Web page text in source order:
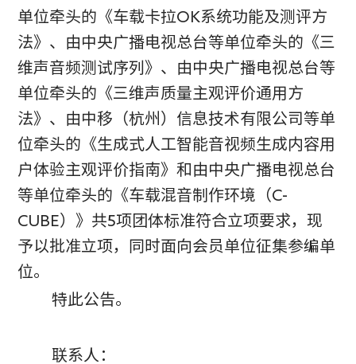
单位牵头的《车载卡拉OK系统功能及测评方
法》、由中央广播电视总台等单位牵头的《三
维声音频测试序列》、由中央广播电视总台等
单位牵头的《三维声质量主观评价通用方
法》、由中移（杭州）信息技术有限公司等单
位牵头的《生成式人工智能音视频生成内容用
户体验主观评价指南》和由中央广播电视总台
等单位牵头的《车载混音制作环境（C-
CUBE）》共5项团体标准符合立项要求，现
予以批准立项，同时面向会员单位征集参编单
位。
特此公告。
联系人：